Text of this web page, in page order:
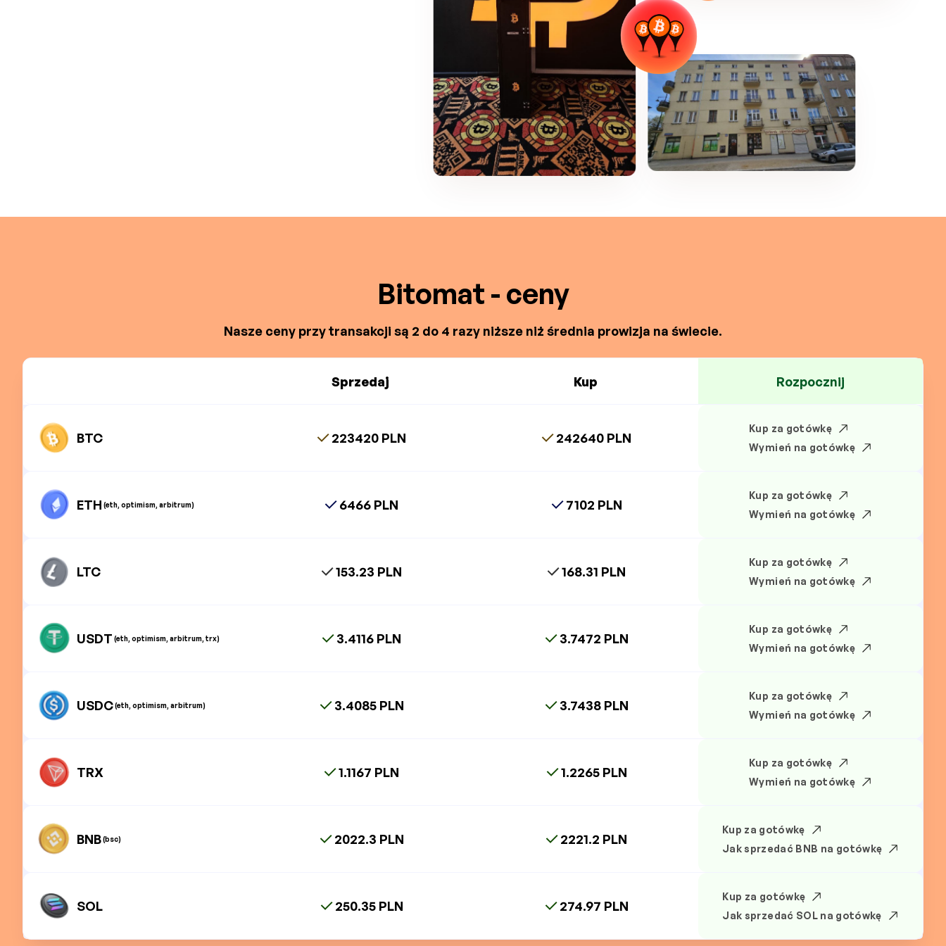
Bitomat - ceny
Nasze ceny przy transakcji są 2 do 4 razy niższe niż średnia prowizja na świecie.
Sprzedaj Kup Rozpocznij
BTC 223420 PLN 242640 PLN
Kup za gotówkę
Wymień na gotówkę
ETH (eth, optimism, arbitrum) 6466 PLN 7102 PLN
Kup za gotówkę
Wymień na gotówkę
LTC 153.23 PLN 168.31 PLN
Kup za gotówkę
Wymień na gotówkę
USDT (eth, optimism, arbitrum, trx) 3.4116 PLN 3.7472 PLN
Kup za gotówkę
Wymień na gotówkę
USDC(eth, optimism, arbitrum) 3.4085 PLN 3.7438 PLN
Kup za gotówkę
Wymień na gotówkę
TRX 1.1167 PLN 1.2265 PLN
Kup za gotówkę
Wymień na gotówkę
BNB(bsc) 2022.3 PLN 2221.2 PLN
Kup za gotówkę
Jak sprzedać BNB na gotówkę
SOL 250.35 PLN 274.97 PLN
Kup za gotówkę
Jak sprzedać SOL na gotówkę